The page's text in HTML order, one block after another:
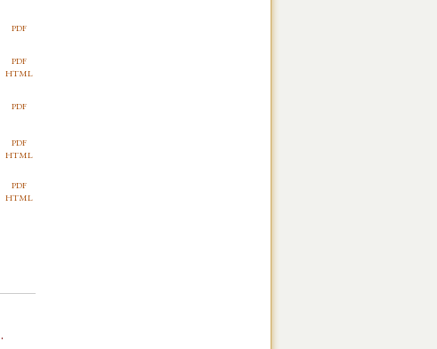
pdf
pdf
html
pdf
pdf
html
pdf
html
.